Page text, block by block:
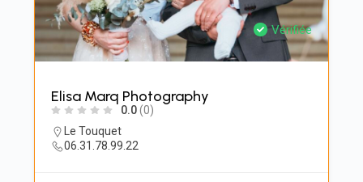
Vérifiée
Elisa Marq Photography
0.0(0)
Le Touquet
06.31.78.99.22